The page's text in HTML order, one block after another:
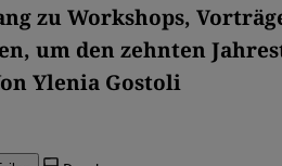
zu Workshops,
um den zehnten
Ylenia Gostoli